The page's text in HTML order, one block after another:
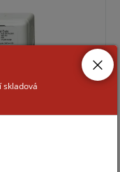
skladová